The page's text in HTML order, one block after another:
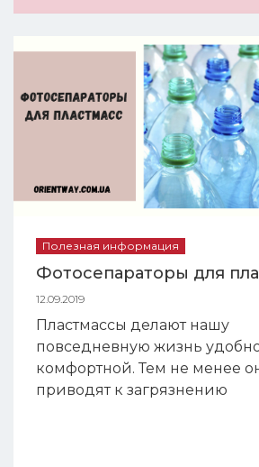
Полезная информация
Фотосепараторы для
12.09.2019
Пластмассы делают нашу
повседневную жизнь
комфортной. Тем не менее
приводят к загрязнению